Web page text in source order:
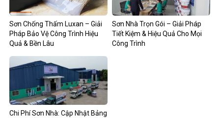
Sơn Chống Thấm Luxan – Giải
Pháp Bảo Vệ Công Trình Hiệu
Quả & Bền Lâu
Sơn Nhà Trọn Gói – Giải Pháp
Tiết Kiệm & Hiệu Quả Cho Mọi
Công Trình
Chi Phí Sơn Nhà: Cập Nhật Bảng